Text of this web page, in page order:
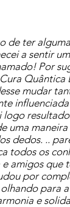
de ter
a sentir
Por
mudar
uma
dedos. ..
todos os
amigos
por
para
e